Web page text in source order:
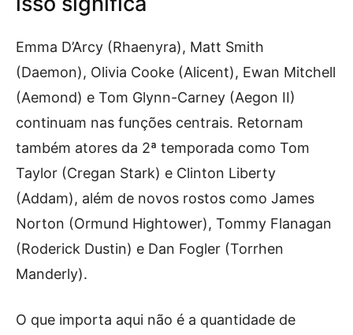
Emma D’Arcy (Rhaenyra), Matt Smith
(Daemon), Olivia Cooke (Alicent), Ewan Mitchell
(Aemond) e Tom Glynn-Carney (Aegon II)
continuam nas funções centrais. Retornam
também atores da 2ª temporada como Tom
Taylor (Cregan Stark) e Clinton Liberty
(Addam), além de novos rostos como James
Norton (Ormund Hightower), Tommy Flanagan
(Roderick Dustin) e Dan Fogler (Torrhen
Manderly).
O que importa aqui não é a quantidade de